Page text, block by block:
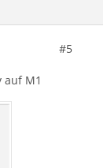
#5
M1